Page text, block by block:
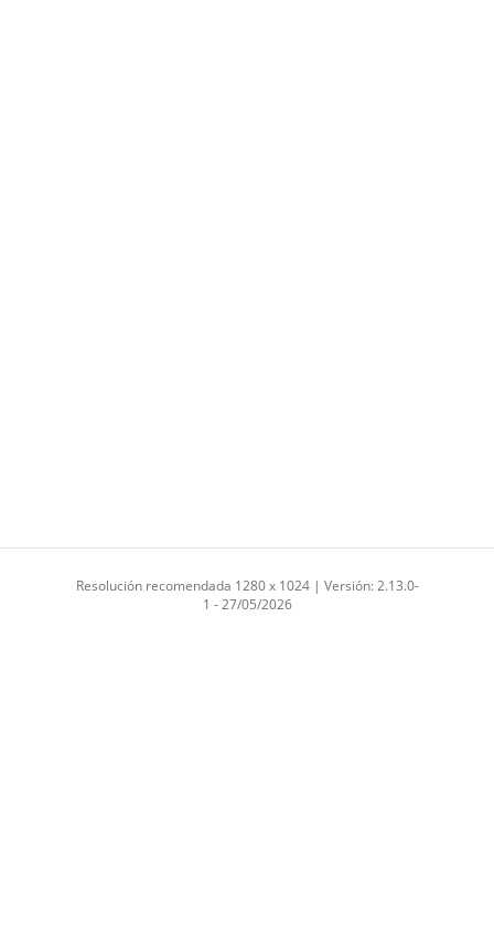
Resolución recomendada 1280 x 1024 | Versión: 2.13.0-
1 - 27/05/2026